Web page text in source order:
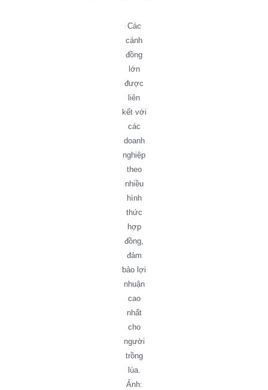
Các
cánh
đồng
lớn
được
liên
kết với
các
doanh
nghiệp
theo
nhiều
hình
thức
hợp
đồng,
đảm
bảo lợi
nhuận
cao
nhất
cho
người
trồng
lúa.
Ảnh: